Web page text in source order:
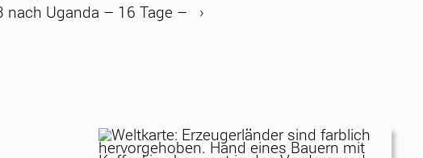
nach Uganda – 16 Tage –
›